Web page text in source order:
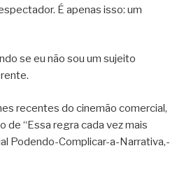
É apenas isso: um
se eu não sou um sujeito
recentes do cinemão comercial,
de “Essa regra cada vez mais
Podendo-Complicar-a-Narrativa,-